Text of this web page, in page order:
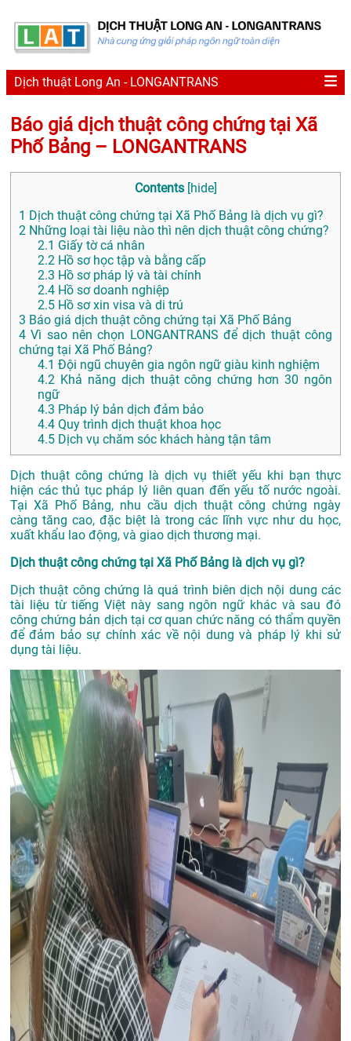
Dịch thuật Long An - LONGANTRANS
Báo giá dịch thuật công chứng tại Xã
Phố Bảng – LONGANTRANS
Contents [hide]
1 Dịch thuật công chứng tại Xã Phố Bảng là dịch vụ gì?
2 Những loại tài liệu nào thì nên dịch thuật công chứng?
2.1 Giấy tờ cá nhân
2.2 Hồ sơ học tập và bằng cấp
2.3 Hồ sơ pháp lý và tài chính
2.4 Hồ sơ doanh nghiệp
2.5 Hồ sơ xin visa và di trú
3 Báo giá dịch thuật công chứng tại Xã Phố Bảng
4 Vì sao nên chọn LONGANTRANS để dịch thuật công
chứng tại Xã Phố Bảng?
4.1 Đội ngũ chuyên gia ngôn ngữ giàu kinh nghiệm
4.2 Khả năng dịch thuật công chứng hơn 30 ngôn
ngữ
4.3 Pháp lý bản dịch đảm bảo
4.4 Quy trình dịch thuật khoa học
4.5 Dịch vụ chăm sóc khách hàng tận tâm
Dịch thuật công chứng là dịch vụ thiết yếu khi bạn thực
hiện các thủ tục pháp lý liên quan đến yếu tố nước ngoài.
Tại Xã Phố Bảng, nhu cầu dịch thuật công chứng ngày
càng tăng cao, đặc biệt là trong các lĩnh vực như du học,
xuất khẩu lao động, và giao dịch thương mại.
Dịch thuật công chứng tại Xã Phố Bảng là dịch vụ gì?
Dịch thuật công chứng là quá trình biên dịch nội dung các
tài liệu từ tiếng Việt này sang ngôn ngữ khác và sau đó
công chứng bản dịch tại cơ quan chức năng có thẩm quyền
để đảm bảo sự chính xác về nội dung và pháp lý khi sử
dụng tài liệu.